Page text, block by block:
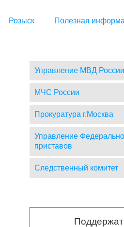
Розыск Полезная
Управление МВД России
МЧС России
Прокуратура г.Москва
Управление
приставов
Следственный комитет